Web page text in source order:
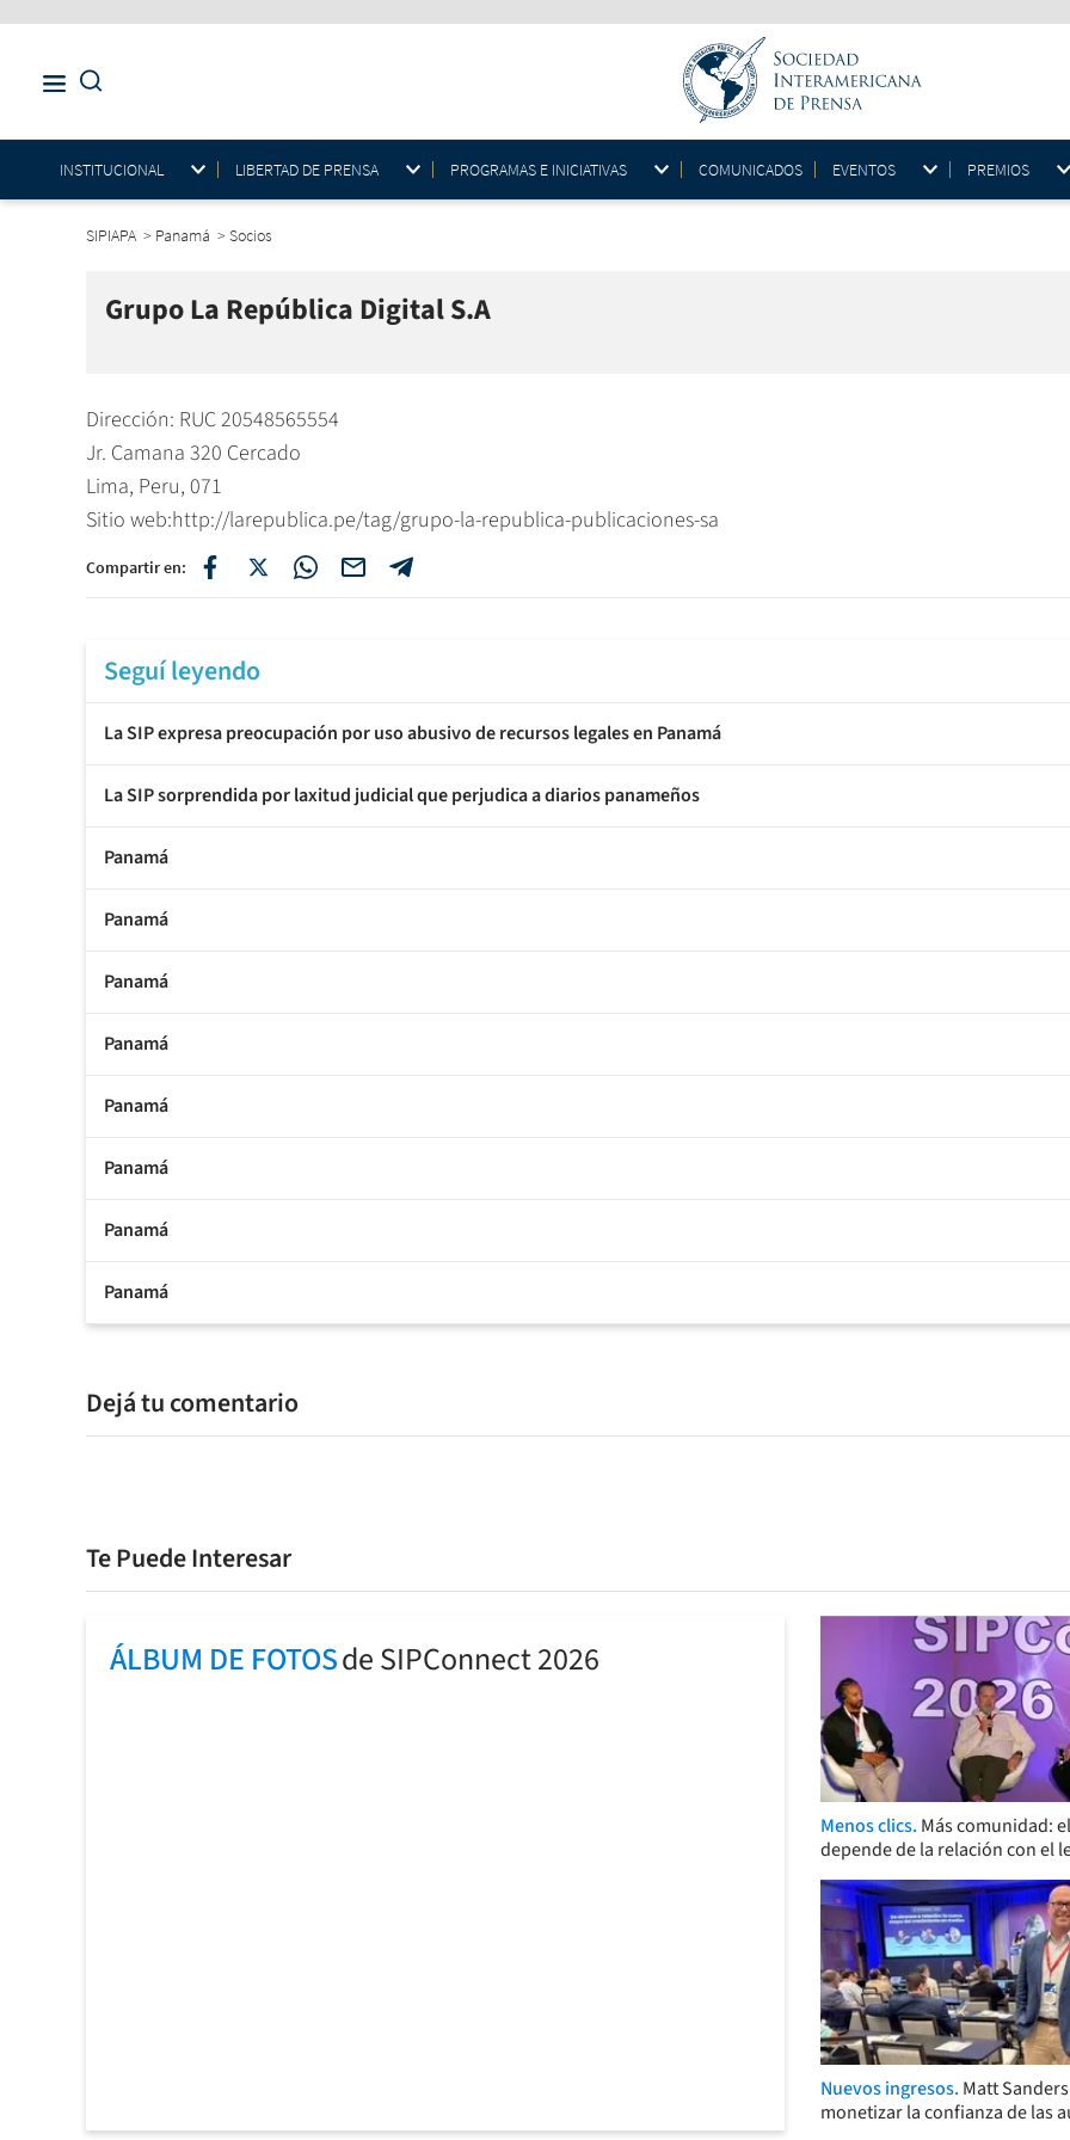
INSTITUCIONAL LIBERTAD DE PRENSA PROGRAMAS E INICIATIVAS COMUNICADOS EVENTOS PREMIOS
SIPIAPA > Panamá >Socios
Grupo La República Digital S.A
Dirección: RUC 20548565554
Jr. Camana 320 Cercado
Lima, Peru, 071
Sitio web:http://larepublica.pe/tag/grupo-la-republica-publicaciones-sa
Compartir en:
Seguí leyendo
La SIP expresa preocupación por uso abusivo de recursos legales en Panamá
La SIP sorprendida por laxitud judicial que perjudica a diarios panameños
Panamá
Panamá
Panamá
Panamá
Panamá
Panamá
Panamá
Panamá
Dejá tu comentario
Te Puede Interesar
ÁLBUM DE FOTOSde SIPConnect 2026
Menos clics. Más comunidad:
depende de la relación con el
Nuevos ingresos. Matt
monetizar la confianza de las